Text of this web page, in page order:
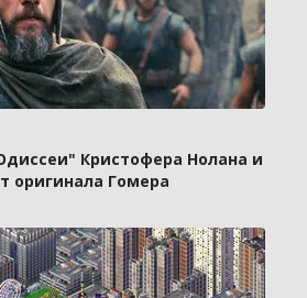
Кристофера Нолана и
оригинала Гомера